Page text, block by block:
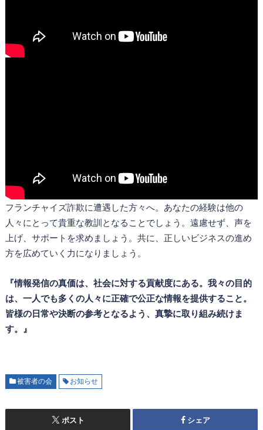
フランチャイズ詐欺に遭遇した方々へ。あなたの経験は他の
人々にとって貴重な教訓となることでしょう。遠慮せず、声を
上げ、サポートを求めましょう。共に、正しいビジネスの進め
方を広めていく力になりましょう。
『情報発信の真価は、社会に対する貢献度にある。我々の目的
は、一人でも多くの人々に正確で公正な情報を提供すること。
皆様の日常や決断の参考となるよう、真摯に取り組み続けま
す。』
被害者の会 お知らせ
ポスト シェア